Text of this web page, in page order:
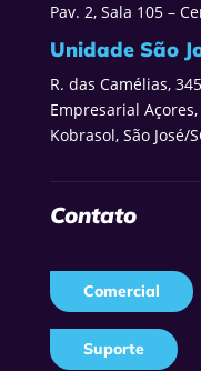
Pav. 2, Sala 105 –
Unidade São
R. das Camélias,
Empresarial
Kobrasol, São José/
Contato
Comercial
Suporte